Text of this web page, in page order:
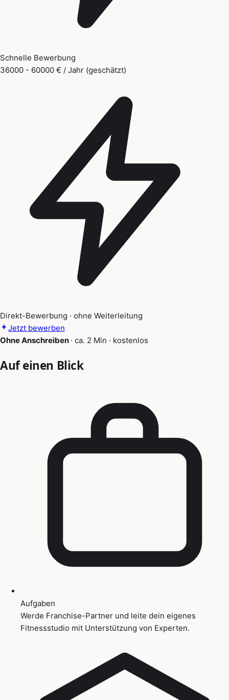
Schnelle Bewerbung
36000 - 60000 € / Jahr (geschätzt)
Direkt-Bewerbung · ohne Weiterleitung
Jetzt bewerben
Ohne Anschreiben · ca. 2 Min · kostenlos
Auf einen Blick
Aufgaben
Werde Franchise-Partner und leite dein eigenes
Fitnessstudio mit Unterstützung von Experten.